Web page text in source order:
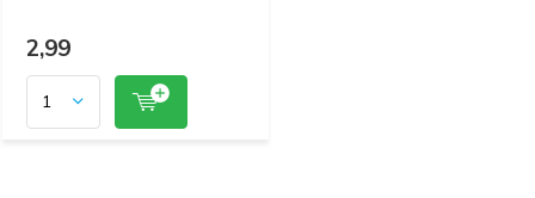
2,99